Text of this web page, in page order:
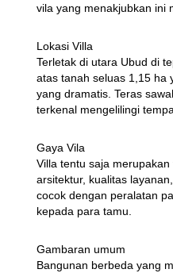
vila yang menakjubkan ini
Lokasi Villa
Terletak di utara Ubud di
atas tanah seluas 1,15 ha
yang dramatis. Teras
terkenal mengelilingi
Gaya Vila
Villa tentu saja
arsitektur, kualitas
cocok dengan peralatan
kepada para tamu.
Gambaran umum
Bangunan berbeda yang